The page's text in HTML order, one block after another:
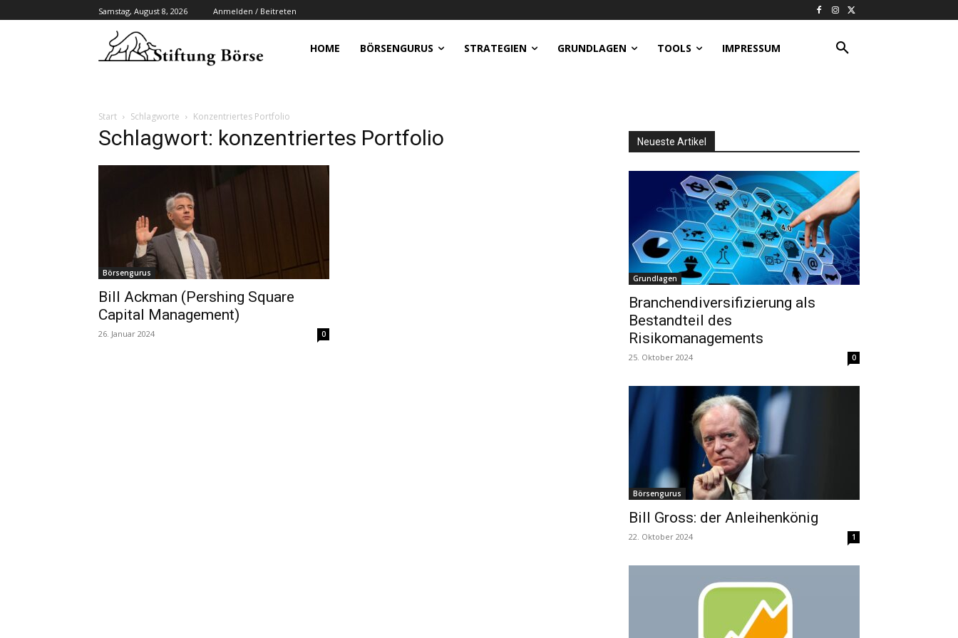
Samstag, August 8, 2026 Anmelden / Beitreten
HOME BÖRSENGURUS STRATEGIEN GRUNDLAGEN TOOLS IMPRESSUM
Start Schlagworte Konzentriertes Portfolio
Schlagwort: konzentriertes Portfolio
Börsengurus
Bill Ackman (Pershing Square
Capital Management)
26. Januar 2024 0
Neueste Artikel
Grundlagen
Branchendiversifizierung als
Bestandteil des
Risikomanagements
25. Oktober 2024 0
Börsengurus
Bill Gross: der Anleihenkönig
22. Oktober 2024 1